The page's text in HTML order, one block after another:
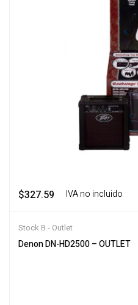
$327.59 ‎ ‎ ‎ IVA no incluido
Stock B - Outlet
Denon DN-HD2500 – OUTLET